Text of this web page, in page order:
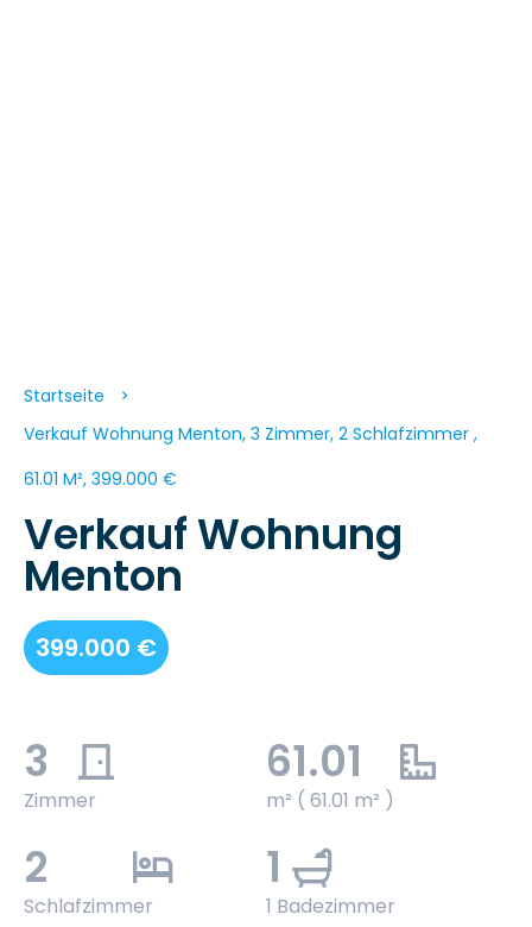
Startseite
Verkauf Wohnung Menton, 3 Zimmer, 2 Schlafzimmer ,
61.01 M², 399.000 €
Verkauf Wohnung
Menton
399.000 €
3
Zimmer
61.01
m² ( 61.01 m² )
2
Schlafzimmer
1
1 Badezimmer